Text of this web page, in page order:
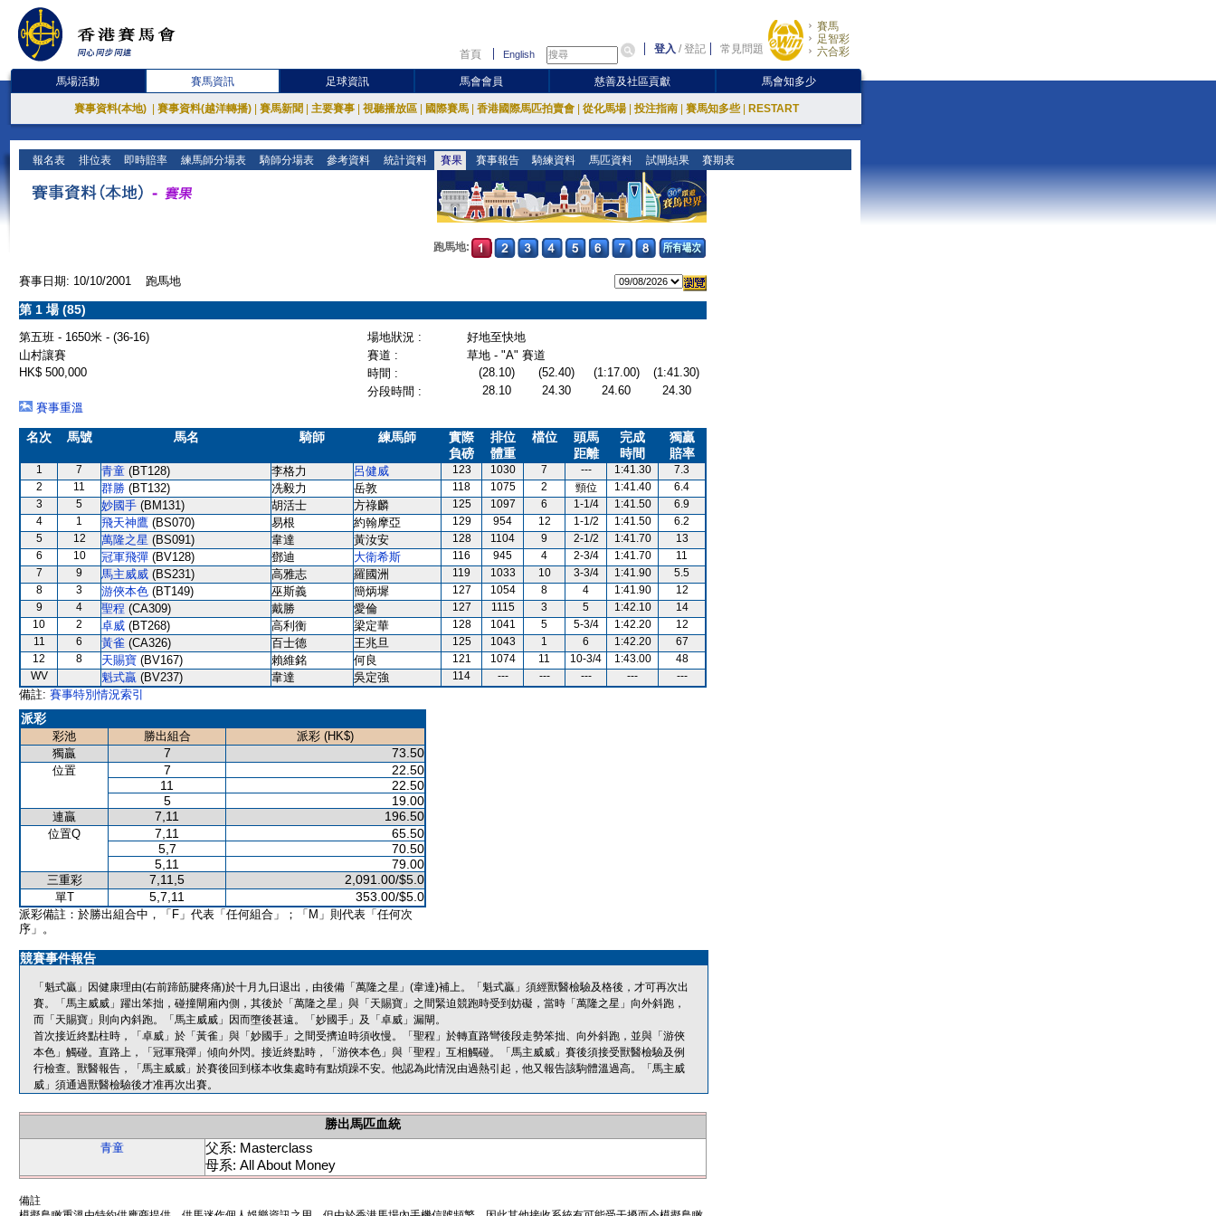
首頁 English 登入 /登記 常見問題
賽馬
足智彩
六合彩
馬場活動 賽馬資訊 足球資訊 馬會會員 慈善及社區貢獻 馬會知多少
賽事資料(本地) 賽事資料(越洋轉播) 賽馬新聞 主要賽事 視聽播放區 國際賽馬 香港國際馬匹拍賣會 從化馬場 投注指南 賽馬知多些 RESTART
報名表 排位表 即時賠率 練馬師分場表 騎師分場表 參考資料 統計資料 賽果 賽事報告 騎練資料 馬匹資料 試閘結果 賽期表
跑馬地:
賽事日期: 10/10/2001 跑馬地
第 1 場 (85)
第五班 - 1650米 - (36-16) 場地狀況 :
好地至快地
山村讓賽
賽道 :
草地 - "A" 賽道
HK$ 500,000
時間 : (28.10) (52.40) (1:17.00)
(1:41.30)
分段時間 :
28.10 24.30 24.60
24.30
賽事重溫
名次 馬號 馬名 騎師 練馬師
實際
負磅
排位
體重
檔位
頭馬
距離
完成
時間
獨贏
賠率
1 7 青童 (BT128) 李格力 呂健威 123 1030 7 --- 1:41.30
7.3
2
11 群勝 (BT132) 冼毅力 岳敦 118 1075 2 頸位 1:41.40
6.4
3
5 妙國手 (BM131) 胡活士 方祿麟 125 1097 6 1-1/4 1:41.50
6.9
4
1 飛天神鷹 (BS070) 易根 約翰摩亞 129 954 12 1-1/2 1:41.50
6.2
5
12 萬隆之星 (BS091) 韋達 黃汝安 128 1104 9 2-1/2 1:41.70
13
6
10 冠軍飛彈 (BV128) 鄧迪 大衛希斯 116 945 4 2-3/4 1:41.70
11
7
9 馬主威威 (BS231) 高雅志 羅國洲 119 1033 10 3-3/4 1:41.90
5.5
8
3 游俠本色 (BT149) 巫斯義 簡炳墀 127 1054 8 4 1:41.90
12
9
4 聖程 (CA309) 戴勝 愛倫 127 1115 3 5 1:42.10
14
10
2 卓威 (BT268) 高利衡 梁定華 128 1041 5 5-3/4 1:42.20
12
11
6 黃雀 (CA326) 百士德 王兆旦 125 1043 1 6 1:42.20
67
12
8 天賜寶 (BV167) 賴維銘 何良 121 1074 11 10-3/4 1:43.00
48
WV
魁式贏 (BV237) 韋達 吳定強 114 --- --- --- --- ---
備註: 賽事特別情況索引
派彩
彩池 勝出組合
派彩 (HK$)
獨贏
7 73.50
位置 7
22.50
11
22.50
5
19.00
連贏 7,11 196.50
位置Q 7,11
65.50
5,7
70.50
5,11
79.00
三重彩 7,11,5 2,091.00/$5.0
單T 5,7,11 353.00/$5.0
派彩備註：於勝出組合中，「F」代表「任何組合」；「M」則代表「任何次
序」。
競賽事件報告
「魁式贏」因健康理由(右前蹄筋腱疼痛)於十月九日退出，由後備「萬隆之星」(韋達)補上。「魁式贏」須經獸醫檢驗及格後，才可再次出
賽。「馬主威威」躍出笨拙，碰撞閘廂內側，其後於「萬隆之星」與「天賜寶」之間緊迫競跑時受到妨礙，當時「萬隆之星」向外斜跑，
而「天賜寶」則向內斜跑。「馬主威威」因而墮後甚遠。「妙國手」及「卓威」漏閘。
首次接近終點柱時，「卓威」於「黃雀」與「妙國手」之間受擠迫時須收慢。「聖程」於轉直路彎後段走勢笨拙、向外斜跑，並與「游俠
本色」觸碰。直路上，「冠軍飛彈」傾向外閃。接近終點時，「游俠本色」與「聖程」互相觸碰。「馬主威威」賽後須接受獸醫檢驗及例
行檢查。獸醫報告，「馬主威威」於賽後回到樣本收集處時有點煩躁不安。他認為此情況由過熱引起，他又報告該駒體溫過高。「馬主威
威」須通過獸醫檢驗後才准再次出賽。
勝出馬匹血統
青童
父系: Masterclass
母系: All About Money
備註